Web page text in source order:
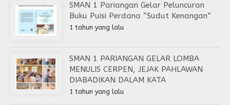
SMAN 1 Pariangan Gelar Peluncuran
Buku Puisi Perdana “Sudut Kenangan”
1 tahun yang lalu
SMAN 1 PARIANGAN GELAR LOMBA
MENULIS CERPEN, JEJAK PAHLAWAN
DIABADIKAN DALAM KATA
1 tahun yang lalu